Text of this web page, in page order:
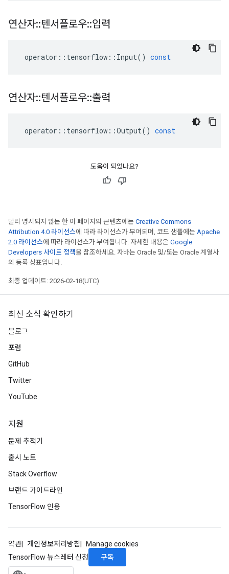
연산자::텐서플로우::입력
operator :: tensorflow :: Input() const
연산자::텐서플로우::출력
operator :: tensorflow ::Output() const
도움이 되었나요?
달리 명시되지 않는 한 이 페이지의 콘텐츠에는 Creative Commons
Attribution 4.0 라이선스에 따라 라이선스가 부여되며, 코드 샘플에는 Apache
2.0 라이선스에 따라 라이선스가 부여됩니다. 자세한 내용은 Google
Developers 사이트 정책을 참조하세요. 자바는 Oracle 및/또는 Oracle 계열사
의 등록 상표입니다.
최종 업데이트: 2026-02-18(UTC)
최신 소식 확인하기
블로그
포럼
GitHub
Twitter
YouTube
지원
문제 추적기
출시 노트
Stack Overflow
브랜드 가이드라인
TensorFlow 인용
약관 개인정보처리방침
Manage cookies
TensorFlow 뉴스레터 신청
구독